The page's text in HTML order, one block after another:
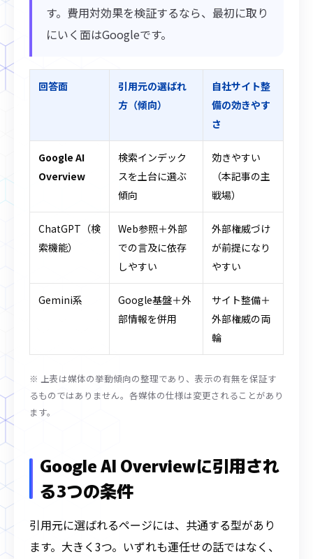
す。費用対効果を検証するなら、最初に取り
にいく面はGoogleです。
回答面
引用元の選ばれ
方（傾向）
自社サイト整
備の効きやす
さ
Google AI
Overview
検索インデック
スを土台に選ぶ
傾向
効きやすい
（本記事の主
戦場）
ChatGPT（検
索機能）
Web参照＋外部
での言及に依存
しやすい
外部権威づけ
が前提になり
やすい
Gemini系
Google基盤＋外
部情報を併用
サイト整備＋
外部権威の両
輪
※ 上表は媒体の挙動傾向の整理であり、表示の有無を保証す
るものではありません。各媒体の仕様は変更されることがあり
ます。
Google AI Overviewに引用され
る3つの条件
引用元に選ばれるページには、共通する型があり
ます。大きく3つ。いずれも運任せの話ではなく、